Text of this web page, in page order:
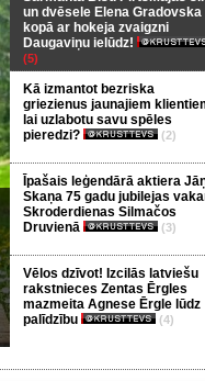
un dvēsele Elena Gradovska
kopā ar hokeja zvaigzni
Daugaviņu ielūdz!
(5)
Kā izmantot bezriska
griezienus jaunajiem
lai uzlabotu savu spēles
pieredzi?
(2)
Īpašais leģendārā aktiera
Skaņa 75 gadu jubilejas
Skroderdienas Silmačos
Druvienā
(3)
Vēlos dzīvot! Izcilās latviešu
rakstnieces Zentas Ērgles
mazmeita Agnese Ērgle lūdz
palīdzību
(4)